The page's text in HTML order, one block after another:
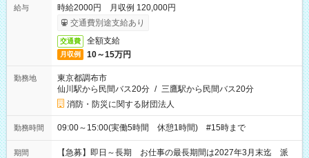
給与
時給2000円 月収例 120,000円
交通費別途支給あり
交通費 全額支給
月収例 10～15万円
勤務地
東京都調布市
仙川駅から民間バス20分 / 三鷹駅から民間バス20分
消防・防災に関する財団法人
勤務時間 09:00～15:00(実働5時間 休憩1時間) #15時まで
期間
【急募】即日～長期 お仕事の最長期間は2027年3月末迄 派